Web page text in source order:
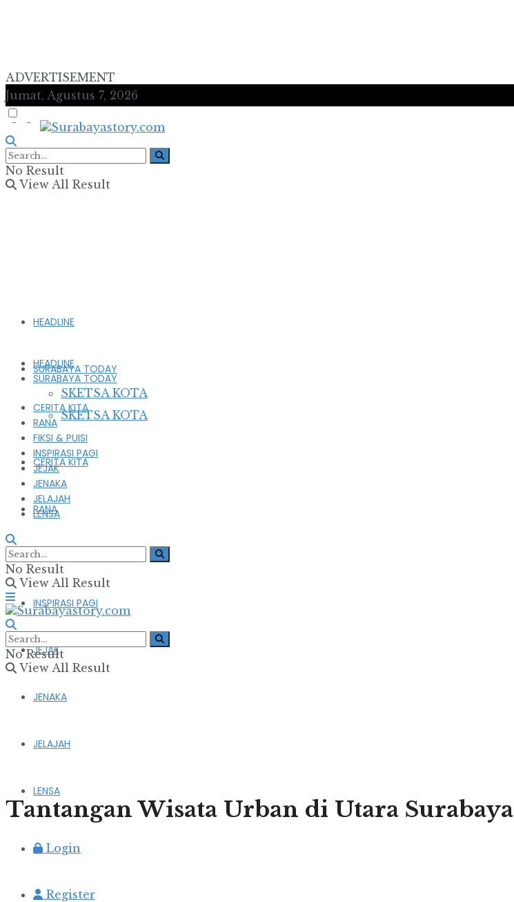
ADVERTISEMENT
Jumat, Agustus 7, 2026
No Result
View All Result
HEADLINE
SURABAYA TODAY
SKETSA KOTA
CERITA KITA
RANA
FIKSI & PUISI
INSPIRASI PAGI
JEJAK
JENAKA
JELAJAH
LENSA
Login
Register
HEADLINE
SURABAYA TODAY
SKETSA KOTA
CERITA KITA
RANA
FIKSI & PUISI
INSPIRASI PAGI
JEJAK
JENAKA
JELAJAH
LENSA
No Result
View All Result
No Result
View All Result
Tantangan Wisata Urban di Utara Surabaya